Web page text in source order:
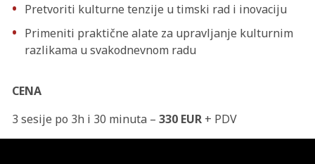
Pretvoriti kulturne tenzije u timski rad i inovaciju
Primeniti praktične alate za upravljanje kulturnim
razlikama u svakodnevnom radu
CENA
3 sesije po 3h i 30 minuta – 330 EUR + PDV